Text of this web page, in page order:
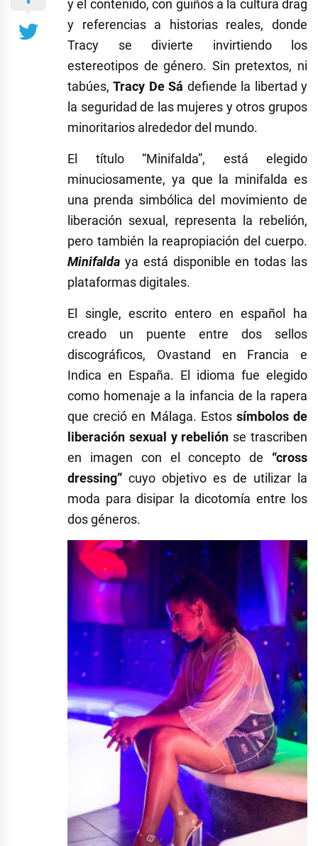
y el contenido, con guiños a la cultura drag
y referencias a historias reales, donde
Tracy se divierte invirtiendo los
estereotipos de género. Sin pretextos, ni
tabúes,Tracy De Sá defiende la libertad y
la seguridad de las mujeres y otros grupos
minoritarios alrededor del mundo.
El título “Minifalda”, está elegido
minuciosamente, ya que la minifalda es
una prenda simbólica del movimiento de
liberación sexual, representa la rebelión,
pero también la reapropiación del cuerpo.
Minifalda ya está disponible en todas las
plataformas digitales.
El single, escrito entero en español ha
creado un puente entre dos sellos
discográficos, Ovastand en Francia e
Indica en España. El idioma fue elegido
como homenaje a la infancia de la rapera
que creció en Málaga. Estos símbolos de
liberación sexual y rebelión se trascriben
en imagen con el concepto de “cross
dressing” cuyo objetivo es de utilizar la
moda para disipar la dicotomía entre los
dos géneros.